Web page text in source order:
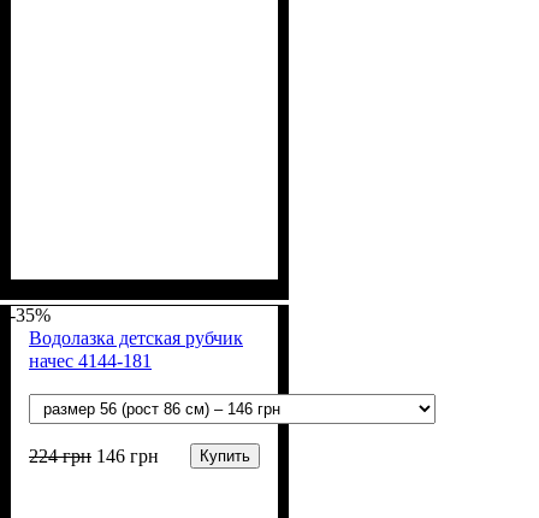
х/б, 6% лайкра)
-35%
Водолазка детская рубчик
начес 4144-181
224грн 146 грн Купить